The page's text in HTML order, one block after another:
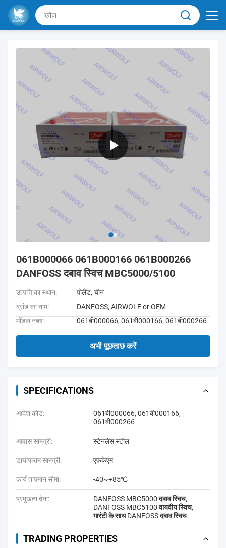
061B000066 061B000166 061B000266
DANFOSS दबाव स्विच MBC5000/5100
उत्पत्ति का स्थान:
पोलैंड, चीन
ब्रांड का नाम:
DANFOSS, AIRWOLF or OEM
मॉडल नंबर:
061बी000066, 061बी000166, 061बी000266
अभी पूछताछ करें
SPECIFICATIONS
आदेश कोड:
061बी000066, 061बी000166,
061बी000266
आवास सामग्री: स्टेनलेस स्टील
डायाफ्राम सामग्री: एफकेएम
कार्य तापमान सीमा: -40~+85℃
प्रमुखता देना: DANFOSS MBC5000 दबाव स्विच,
DANFOSS MBC5100 वायवीय स्विच,
गारंटी के साथ DANFOSS दबाव स्विच
TRADING PROPERTIES